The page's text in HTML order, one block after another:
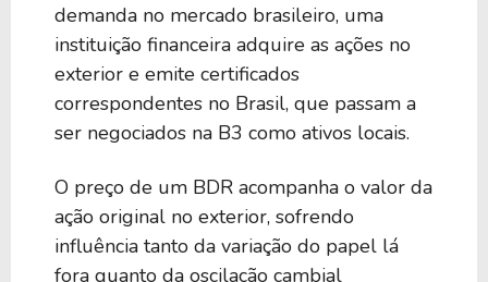
demanda no mercado brasileiro, uma
instituição financeira adquire as ações no
exterior e emite certificados
correspondentes no Brasil, que passam a
ser negociados na B3 como ativos locais.
O preço de um BDR acompanha o valor da
ação original no exterior, sofrendo
influência tanto da variação do papel lá
fora quanto da oscilação cambial